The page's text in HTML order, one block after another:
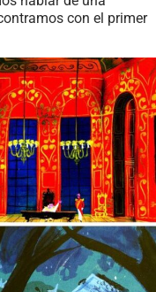
con el primer